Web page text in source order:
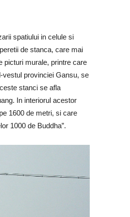
spatiului in celule si
de stanca, care mai
picturi murale, printre care
vestul provinciei Gansu, se
stanci se afla
In interiorul acestor
1600 de metri, si care
1000 de Buddha”.